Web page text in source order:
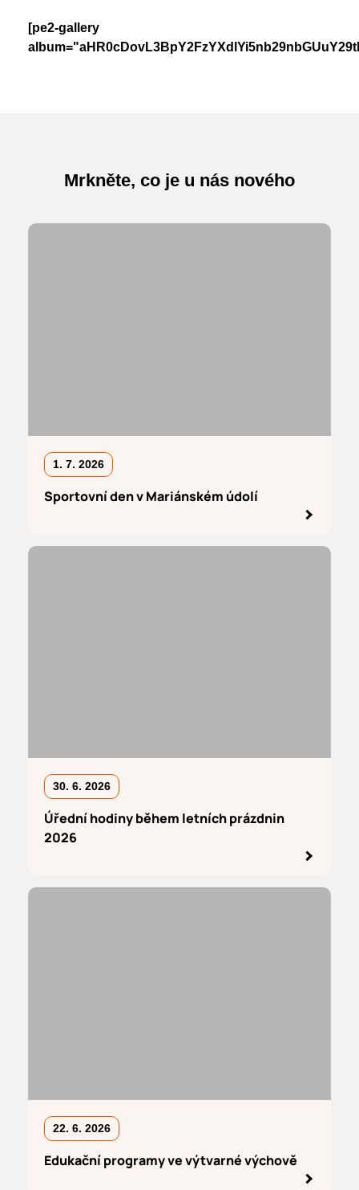
[pe2-gallery
Mrkněte, co je u nás nového
1. 7. 2026
Sportovní den v Mariánském údolí
30. 6. 2026
Úřední hodiny během letních prázdnin
2026
22. 6. 2026
Edukační programy ve výtvarné výchově